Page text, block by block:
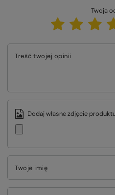
Twoja
Treść twojej opinii
Dodaj własne zdjęcie
Twoje imię